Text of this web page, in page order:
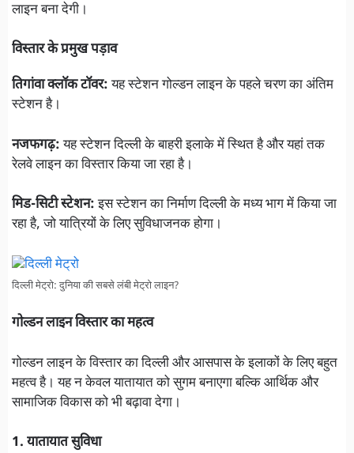
लाइन बना देगी।
विस्तार के प्रमुख पड़ाव
तिगांवा क्लॉक टॉवर:यह स्टेशन गोल्डन लाइन के पहले चरण का अंतिम
स्टेशन है।
नजफगढ़:यह स्टेशन दिल्ली के बाहरी इलाके में स्थित है और यहां तक
रेलवे लाइन का विस्तार किया जा रहा है।
मिड-सिटी स्टेशन:इस स्टेशन का निर्माण दिल्ली के मध्य भाग में किया जा
रहा है, जो यात्रियों के लिए सुविधाजनक होगा।
दिल्ली मेट्रो: दुनिया की सबसे लंबी मेट्रो लाइन?
गोल्डन लाइन विस्तार का महत्व
गोल्डन लाइन के विस्तार का दिल्ली और आसपास के इलाकों के लिए बहुत
महत्व है। यह न केवल यातायात को सुगम बनाएगा बल्कि आर्थिक और
सामाजिक विकास को भी बढ़ावा देगा।
1. यातायात सुविधा